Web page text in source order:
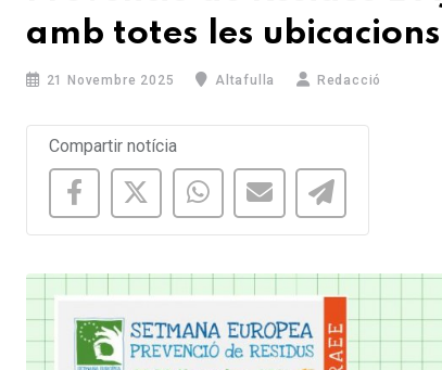
amb totes les
21 Novembre 2025 Altafulla Redacció
Compartir notícia